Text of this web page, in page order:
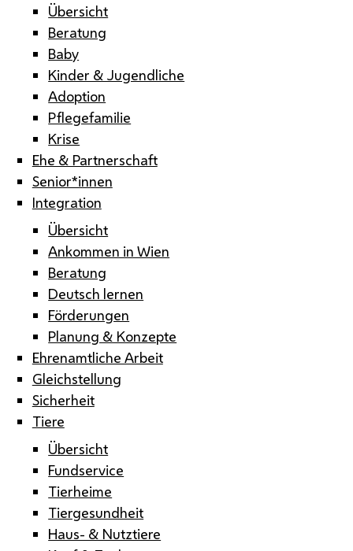
Übersicht
Beratung
Baby
Kinder & Jugendliche
Adoption
Pflegefamilie
Krise
Ehe & Partnerschaft
Senior*innen
Integration
Übersicht
Ankommen in Wien
Beratung
Deutsch lernen
Förderungen
Planung & Konzepte
Ehrenamtliche Arbeit
Gleichstellung
Sicherheit
Tiere
Übersicht
Fundservice
Tierheime
Tiergesundheit
Haus- & Nutztiere